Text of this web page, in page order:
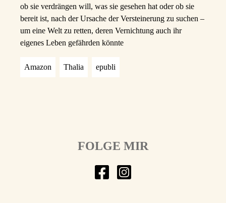
ob sie verdrängen will, was sie gesehen hat oder ob sie
bereit ist, nach der Ursache der Versteinerung zu suchen –
um eine Welt zu retten, deren Vernichtung auch ihr
eigenes Leben gefährden könnte
Amazon Thalia epubli
FOLGE MIR